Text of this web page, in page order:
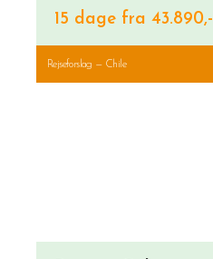
15 dage fra 43.890,-
Rejseforslag — Chile